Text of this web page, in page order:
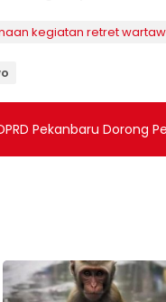
kegiatan retret
Pekanbaru Dorong